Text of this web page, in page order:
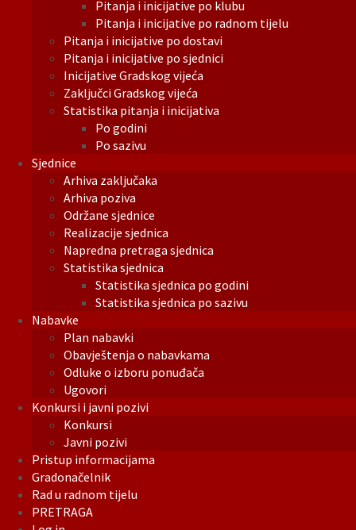
Pitanja i inicijative po klubu
Pitanja i inicijative po radnom tijelu
Pitanja i inicijative po dostavi
Pitanja i inicijative po sjednici
Inicijative Gradskog vijeća
Zaključci Gradskog vijeća
Statistika pitanja i inicijativa
Po godini
Po sazivu
Sjednice
Arhiva zaključaka
Arhiva poziva
Održane sjednice
Realizacije sjednica
Napredna pretraga sjednica
Statistika sjednica
Statistika sjednica po godini
Statistika sjednica po sazivu
Nabavke
Plan nabavki
Obavještenja o nabavkama
Odluke o izboru ponuđača
Ugovori
Konkursi i javni pozivi
Konkursi
Javni pozivi
Pristup informacijama
Gradonačelnik
Rad u radnom tijelu
PRETRAGA